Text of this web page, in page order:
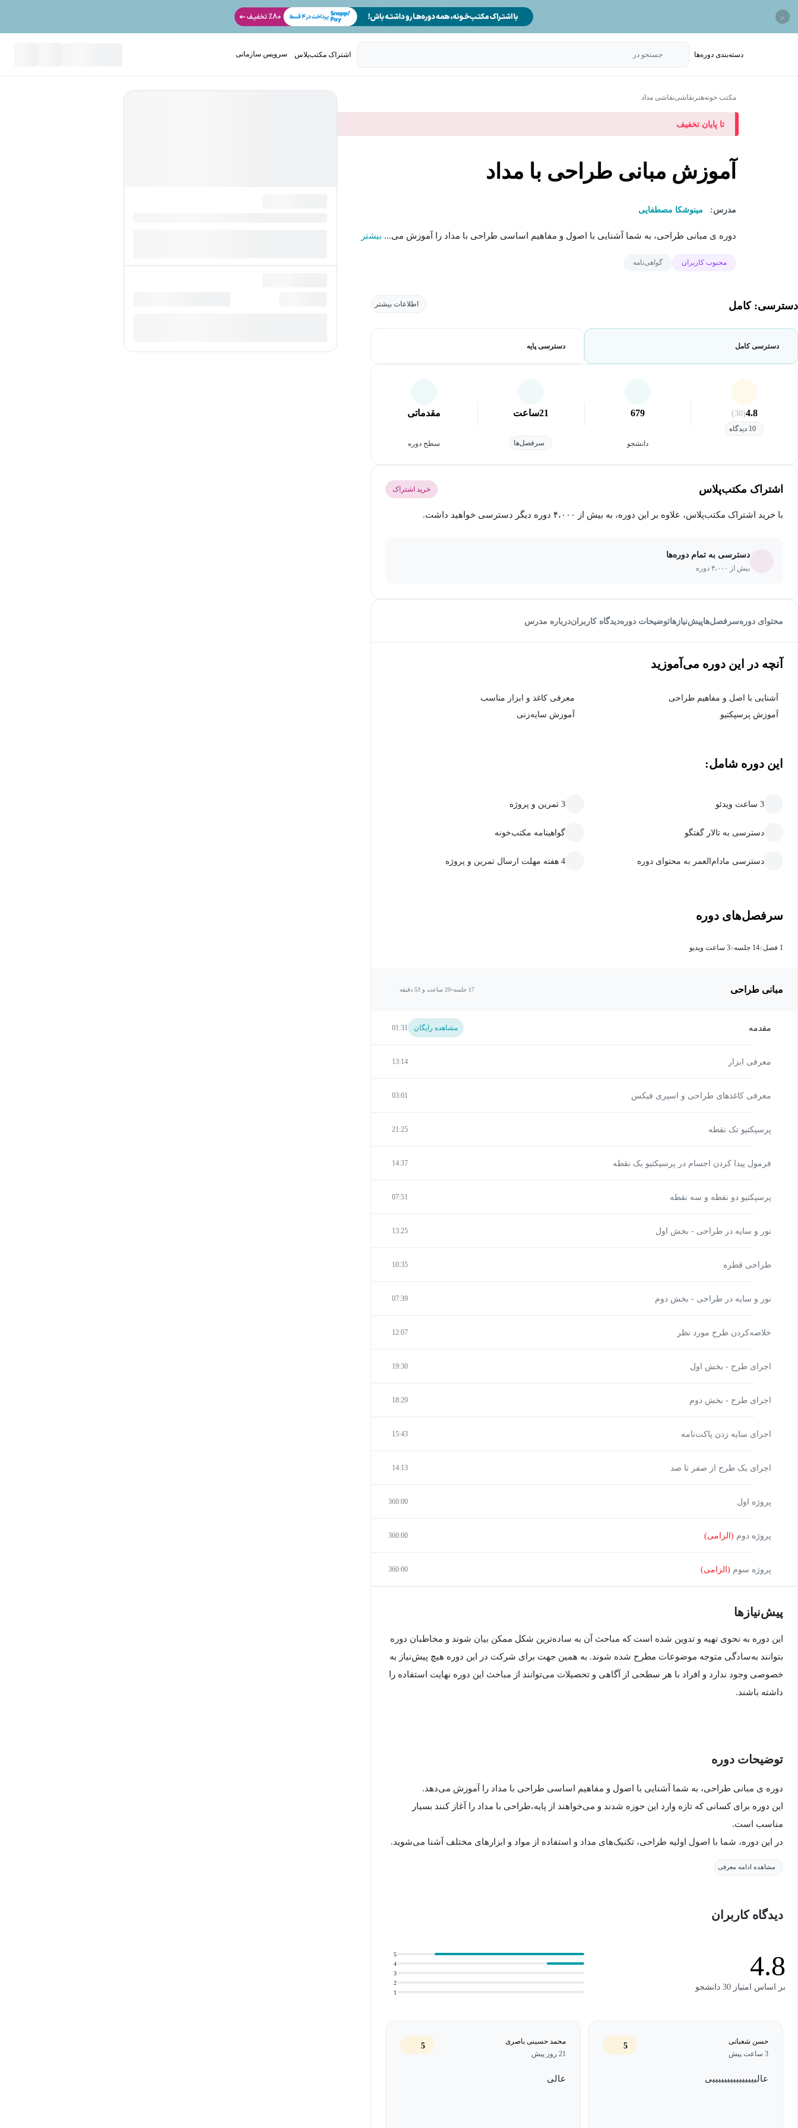
×
دسته‌بندی‌ دوره‌ها جستجو در اشتراک مکتب‌پلاس سرویس سازمانی
مکتب خونههنر نقاشینقاشی مداد
تا پایان تخفیف
آموزش مبانی طراحی با مداد
مدرس: مینوشکا مصطفایی
دوره ی مبانی طراحی، به شما آشنایی با اصول و مفاهیم اساسی طراحی با مداد را آموزش می... بیشتر
محبوب کاربران گواهی‌نامه
دسترسی: کامل اطلاعات بیشتر
دسترسی کامل دسترسی پایه
4.8
(30)
10 دیدگاه
679
دانشجو
21ساعت
سرفصل‌ها
مقدماتی
سطح دوره
اشتراک مکتب‌پلاس خرید اشتراک
با خرید اشتراک مکتب‌پلاس، علاوه بر این دوره، به بیش از ۴،۰۰۰ دوره دیگر دسترسی خواهید داشت.
دسترسی به تمام دوره‌ها
بیش از ۴،۰۰۰ دوره
محتوای دورهسرفصل‌هاپیش‌نیاز‌هاتوضیحات دورهدیدگاه کاربراندرباره مدرس
آنچه در این دوره می‌آموزید
آشنایی با اصل و مفاهیم طراحی
معرفی کاغذ و ابزار مناسب
آموزش پرسپکتیو
آموزش سایه‌زنی
این دوره شامل:
3 ساعت ویدئو 3 تمرین و پروژه
دسترسی به تالار گفتگو گواهینامه مکتب‌خونه
دسترسی مادام‌العمر به محتوای دوره 4 هفته مهلت ارسال تمرین و پروژه
سرفصل‌های دوره
1 فصل 14 جلسه 3 ساعت ویدیو
مبانی طراحی 17 جلسه 20 ساعت و 53 دقیقه
مقدمه مشاهده رایگان 01:31
معرفی ابزار 13:14
معرفی کاغذهای طراحی و اسپری فیکس 03:01
پرسپکتیو تک نقطه 21:25
فرمول پیدا کردن اجسام در پرسپکتیو یک نقطه 14:37
پرسپکتیو دو نقطه و سه نقطه 07:51
نور و سایه در طراحی - بخش اول 13:25
طراحی قطره 10:35
نور و سایه در طراحی - بخش دوم 07:39
خلاصه‌کردن طرح مورد نظر 12:07
اجرای طرح - بخش اول 19:30
اجرای طرح - بخش دوم 18:29
اجرای سایه زدن پاکت‌نامه 15:43
اجرای یک طرح از صفر تا صد 14:13
پروژه اول 360:00
پروژه دوم (الزامی) 360:00
پروژه سوم (الزامی) 360:00
پیش‌نیاز‌ها
این دوره به نحوی تهیه و تدوین شده است که مباحث آن به ساده‌ترین شکل ممکن بیان شوند و مخاطبان دوره
بتوانند به‌سادگی متوجه موضوعات مطرح شده شوند. به همین جهت برای شرکت در این دوره هیچ پیش‌نیاز به
خصوصی وجود ندارد و افراد با هر سطحی از آگاهی و تحصیلات می‌توانند از مباحث این دوره نهایت استفاده را
داشته باشند.
توضیحات دوره
دوره‌ ی مبانی طراحی، به شما آشنایی با اصول و مفاهیم اساسی طراحی با مداد را آموزش می‌دهد.
این دوره‌ برای کسانی که تازه وارد این حوزه شدند و می‌خواهند از پایه‌،طراحی با مداد را آغاز کنند بسیار
مناسب است.
در این دوره‌، شما با اصول اولیه طراحی، تکنیک‌های مداد و استفاده از مواد و ابزارهای مختلف آشنا می‌شوید.
مشاهده ادامه معرفی
دیدگاه کاربران
4.8
بر اساس امتیاز 30 دانشجو
1
2
3
4
5
حسن شعبانی
3 ساعت پیش
5
عالیییییییییییییییی
محمد حسینی باصری
21 روز پیش
5
عالی